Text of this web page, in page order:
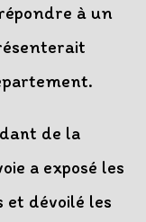
à un
de la
a exposé les
et dévoilé les